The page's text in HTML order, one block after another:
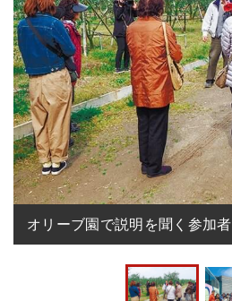
オリーブ園で説明を聞く参加者